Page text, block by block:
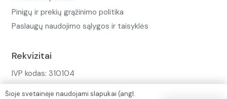
Pinigų ir prekių grąžinimo politika
Paslaugų naudojimo sąlygos ir taisyklės
Rekvizitai
IVP kodas: 310104
Šioje svetainėje naudojami slapukai (angl.